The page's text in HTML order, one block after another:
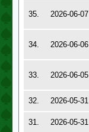
35. 2026-06-07
34. 2026-06-06
33. 2026-06-05
32. 2026-05-31
31.
2026-05-31